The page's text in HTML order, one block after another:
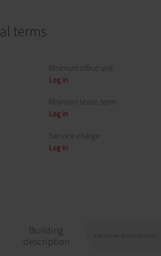
terms
Minimum office unit
Log in
Minimum lease term
Log in
Service charge
Log in
Building
description